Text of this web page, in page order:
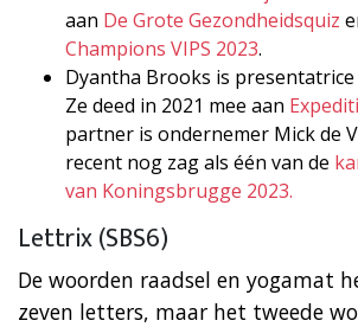
aan De Grote Gezondheidsquiz
Champions VIPS 2023.
Dyantha Brooks is presentatrice
Ze deed in 2021 mee aan
partner is ondernemer Mick de
recent nog zag als één van de
van Koningsbrugge 2023.
Lettrix (SBS6)
De woorden raadsel en yogamat
zeven letters, maar het tweede